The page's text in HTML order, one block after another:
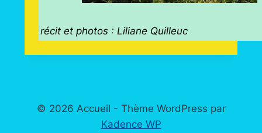
récit et photos : Liliane Quilleuc
© 2026 Accueil - Thème WordPress par
Kadence WP